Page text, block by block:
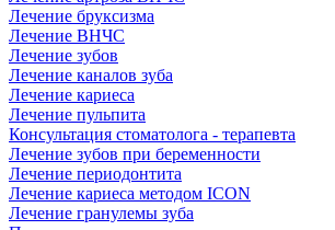
Лечение бруксизма
Лечение ВНЧС
Лечение зубов
Лечение каналов зуба
Лечение кариеса
Лечение пульпита
Консультация стоматолога - терапевта
Лечение зубов при беременности
Лечение периодонтита
Лечение кариеса методом ICON
Лечение гранулемы зуба